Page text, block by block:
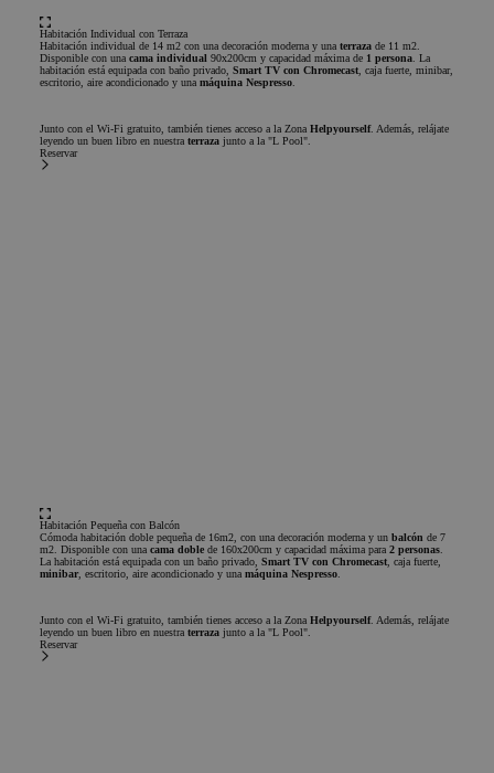
Habitación Individual con Terraza
Habitación individual de 14 m2 con una decoración moderna y una terraza de 11 m2.
Disponible con una cama individual 90x200cm y capacidad máxima de 1 persona . La
habitación está equipada con baño privado, Smart TV con Chromecast , caja fuerte, minibar,
escritorio, aire acondicionado y una máquina Nespresso
Junto con el Wi-Fi gratuito, también tienes acceso a la Zona Helpyourself. Además, relájate
leyendo un buen libro en nuestra terraza junto a la "L Pool".
Reservar
Habitación Pequeña con Balcón
Cómoda habitación doble pequeña de 16m2, con una decoración moderna y un balcón de 7
m2. Disponible con una cama doble de 160x200cm y capacidad máxima para 2 personas
La habitación está equipada con un baño privado, Smart TV con Chromecast , caja fuerte,
minibar, escritorio, aire acondicionado y una máquina Nespresso
Junto con el Wi-Fi gratuito, también tienes acceso a la Zona Helpyourself. Además, relájate
leyendo un buen libro en nuestra terraza junto a la "L Pool".
Reservar